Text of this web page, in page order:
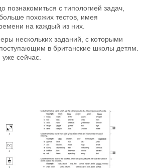
познакомиться с типологией задач,
похожих тестов, имея
на каждый из них.
нескольких заданий, с которыми
поступающим в британские школы детям.
сейчас.